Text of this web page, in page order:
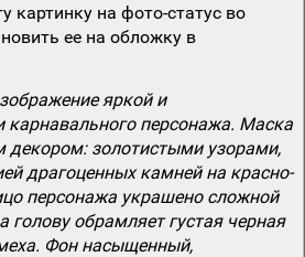
картинку на фото-статус во
ее на обложку в
яркой и
карнавального персонажа. Маска
декором: золотистыми узорами,
драгоценных камней на красно-
персонажа украшено сложной
голову обрамляет густая черная
Фон насыщенный,